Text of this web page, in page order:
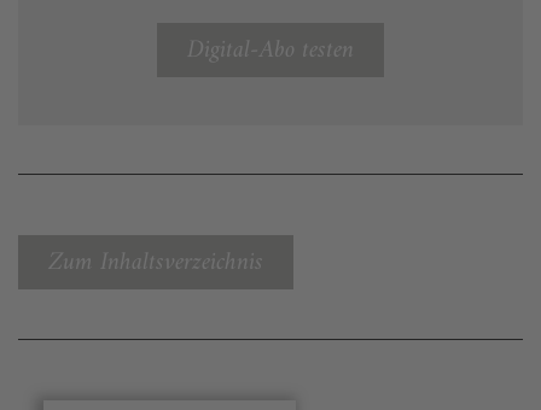
Digital-Abo testen
Zum Inhaltsverzeichnis